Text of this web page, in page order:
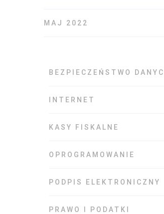
MAJ 2022
BEZPIECZEŃSTWO
INTERNET
KASY FISKALNE
OPROGRAMOWANIE
PODPIS ELEKTRONICZNY
PRAWO I PODATKI